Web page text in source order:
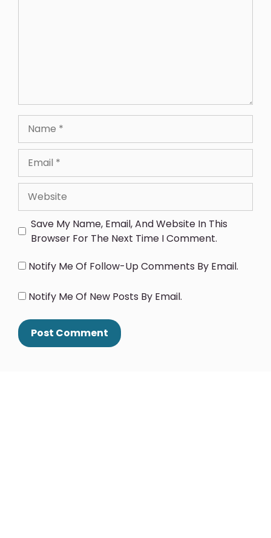
Save My Name, Email, And Website In This
Browser For The Next Time I Comment.
Notify Me Of Follow-Up Comments By Email.
Notify Me Of New Posts By Email.